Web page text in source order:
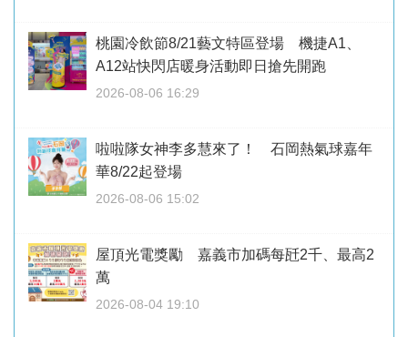
桃園冷飲節8/21藝文特區登場 機捷A1、
A12站快閃店暖身活動即日搶先開跑
2026-08-06 16:29
啦啦隊女神李多慧來了！ 石岡熱氣球嘉年
華8/22起登場
2026-08-06 15:02
屋頂光電獎勵 嘉義市加碼每瓩2千、最高2
萬
2026-08-04 19:10